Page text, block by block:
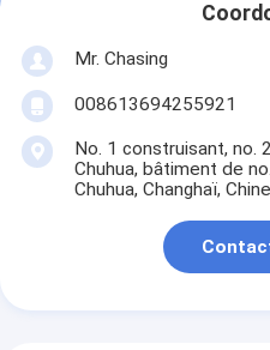
Mr. Chasing
008613694255921
No. 1 construisant, no.
Chuhua, bâtiment de
Chuhua, Changhaï, Chine